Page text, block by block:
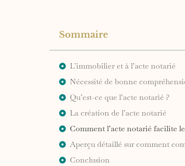
Sommaire
L’immobilier et à l’acte notarié
Nécessité de bonne
Qu’est-ce que l’acte notarié ?
La création de l’acte notarié
Comment l’acte notarié facilite
Aperçu détaillé sur comment
Conclusion